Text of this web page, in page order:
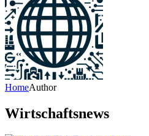
HomeAuthor
Wirtschaftsnews